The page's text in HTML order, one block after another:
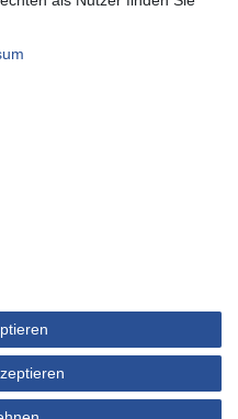
für Heim, Haus & Garten. Alle
Newsletter abmelden.